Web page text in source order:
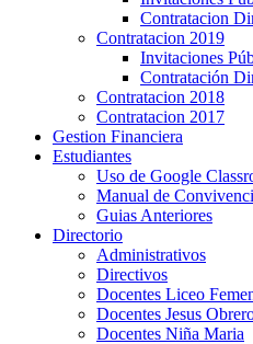
Contratacion
Contratacion 2019
Invitaciones
Contratación
Contratacion 2018
Contratacion 2017
Gestion Financiera
Estudiantes
Uso de Google
Manual de
Guias Anteriores
Directorio
Administrativos
Directivos
Docentes Liceo
Docentes Jesus
Docentes Niña Maria